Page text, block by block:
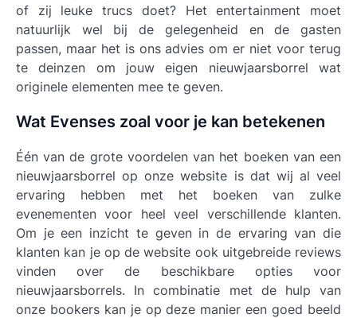
of zij leuke trucs doet? Het entertainment moet
natuurlijk wel bij de gelegenheid en de gasten
passen, maar het is ons advies om er niet voor terug
te deinzen om jouw eigen nieuwjaarsborrel wat
originele elementen mee te geven.
Wat Evenses zoal voor je kan betekenen
Één van de grote voordelen van het boeken van een
nieuwjaarsborrel op onze website is dat wij al veel
ervaring hebben met het boeken van zulke
evenementen voor heel veel verschillende klanten.
Om je een inzicht te geven in de ervaring van die
klanten kan je op de website ook uitgebreide reviews
vinden over de beschikbare opties voor
nieuwjaarsborrels. In combinatie met de hulp van
onze bookers kan je op deze manier een goed beeld